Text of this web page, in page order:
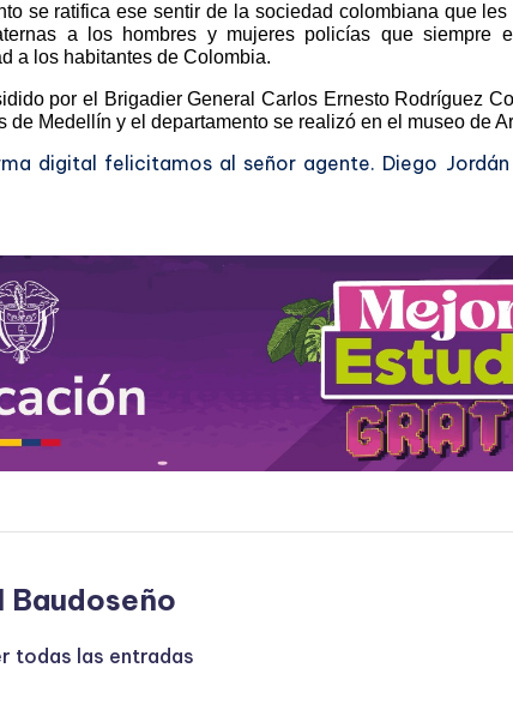
se ratifica ese sentir de la sociedad colombiana que
a los hombres y mujeres policías que siempre
a los habitantes de Colombia.
por el Brigadier General Carlos Ernesto Rodríguez
de Medellín y el departamento se realizó en el museo de
digital felicitamos al señor agente. Diego
Baudoseño
todas las entradas